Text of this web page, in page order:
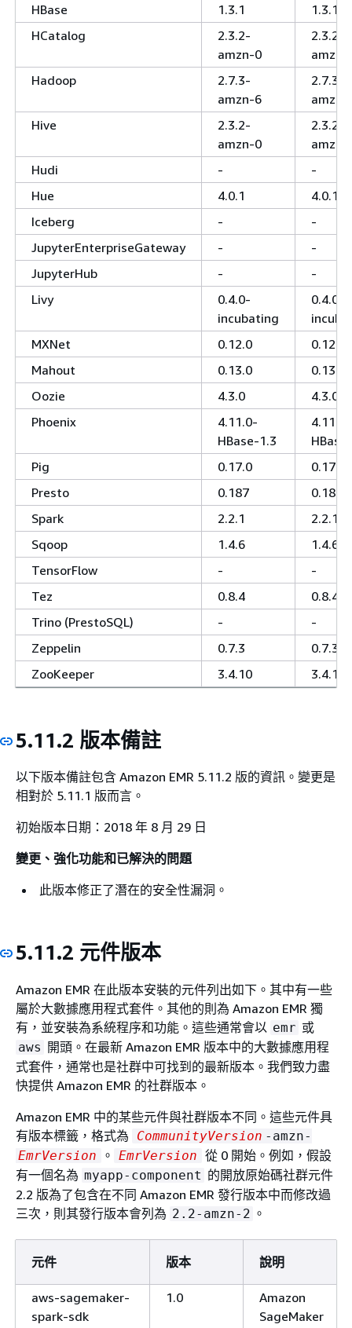
HBase
1.3.1
1.3.1
HCatalog
2.3.2-
amzn-0
2.3.2-
amzn-
Hadoop
2.7.3-
amzn-6
2.7.3-
amzn-
Hive
2.3.2-
amzn-0
2.3.2-
amzn-
Hudi
-
-
Hue
4.0.1
4.0.1
Iceberg
-
-
JupyterEnterpriseGateway
-
-
JupyterHub
-
-
Livy
0.4.0-
incubating
0.4.0-
MXNet
0.12.0
0.12.0
Mahout
0.13.0
0.13.0
Oozie
4.3.0
4.3.0
Phoenix
4.11.0-
HBase-1.3
4.11.0-
Pig
0.17.0
0.17.0
Presto
0.187
0.187
Spark
2.2.1
2.2.1
Sqoop
1.4.6
1.4.6
TensorFlow
-
-
Tez
0.8.4
0.8.4
Trino (PrestoSQL)
-
-
Zeppelin
0.7.3
0.7.3
ZooKeeper
3.4.10 3.4.10
5.11.2 版本備註
以下版本備註包含 Amazon EMR 5.11.2 版的資訊。變更是
相對於 5.11.1 版而言。
初始版本日期：2018 年 8 月 29 日
變更、強化功能和已解決的問題
此版本修正了潛在的安全性漏洞。
5.11.2 元件版本
Amazon EMR 在此版本安裝的元件列出如下。其中有一些
屬於大數據應用程式套件。其他的則為 Amazon EMR 獨
有，並安裝為系統程序和功能。這些通常會以 emr 或
aws 開頭。在最新 Amazon EMR 版本中的大數據應用程
式套件，通常也是社群中可找到的最新版本。我們致力盡
快提供 Amazon EMR 的社群版本。
Amazon EMR 中的某些元件與社群版本不同。這些元件具
有版本標籤，格式為
CommunityVersion -amzn-
EmrVersion
。 EmrVersion 從 0 開始。例如，假設
有一個名為 myapp-component 的開放原始碼社群元件
2.2 版為了包含在不同 Amazon EMR 發行版本中而修改過
三次，則其發行版本會列為 2.2-amzn-2 。
元件 版本 說明
aws-sagemaker-
spark-sdk
1.0
Amazon
SageMaker